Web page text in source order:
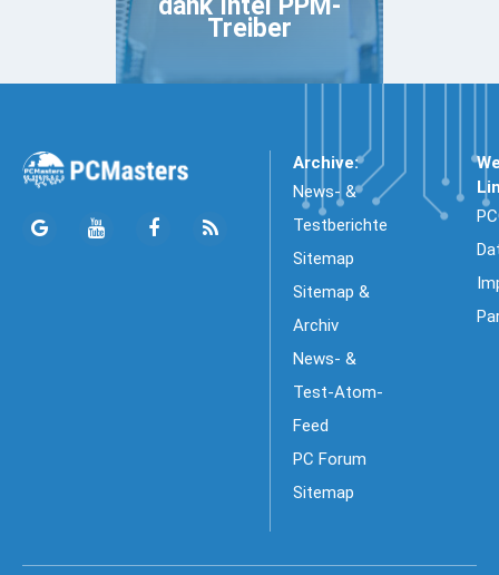
Treiber
Archive:
News- &
Testberichte
Sitemap
Sitemap &
Archiv
News- &
Test-Atom-
Feed
PC Forum
Sitemap